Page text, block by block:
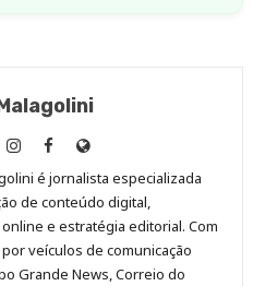
Anny
Malagolini
no
Instagram
Anny
Malagolini
no
Facebook
Site
de
Anny
Malagolini
é jornalista especializada
de conteúdo digital,
e estratégia editorial. Com
veículos de comunicação
Grande News, Correio do